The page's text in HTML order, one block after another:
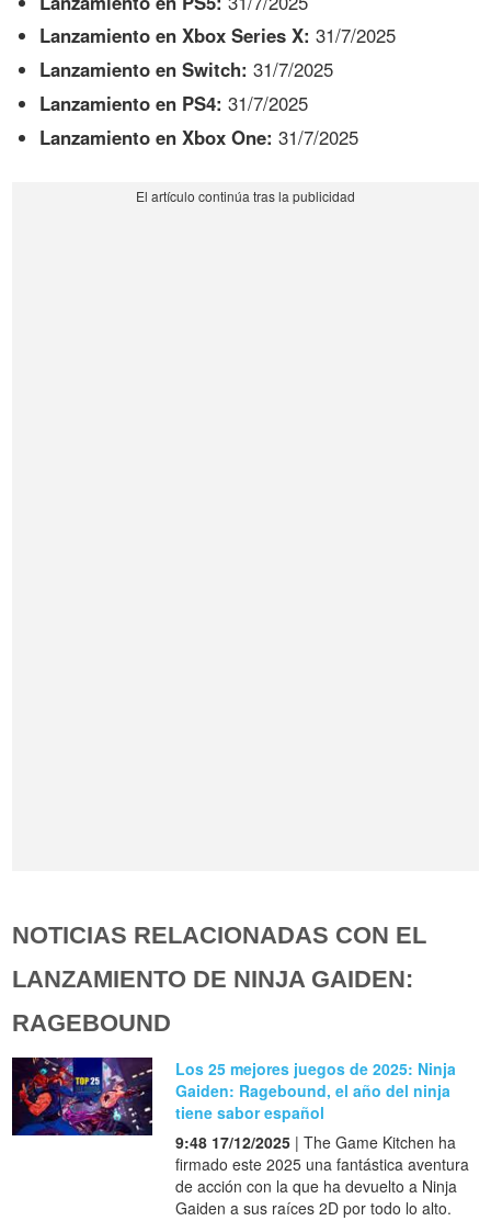
Lanzamiento en Xbox Series X: 31/7/2025
Lanzamiento en Switch: 31/7/2025
Lanzamiento en PS4: 31/7/2025
Lanzamiento en Xbox One: 31/7/2025
NOTICIAS RELACIONADAS CON EL
LANZAMIENTO DE NINJA GAIDEN:
RAGEBOUND
Los 25 mejores juegos de 2025: Ninja
Gaiden: Ragebound, el año del ninja
tiene sabor español
9:48 17/12/2025 | The Game Kitchen ha
firmado este 2025 una fantástica aventura
de acción con la que ha devuelto a Ninja
Gaiden a sus raíces 2D por todo lo alto.